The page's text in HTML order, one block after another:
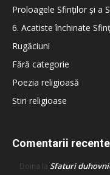
Proloagele Sfinților și a
6. Acatiste închinate
Rugăciuni
Fără categorie
Poezia religioasă
Stiri religioase
Comentarii recente
Doina la Sfaturi